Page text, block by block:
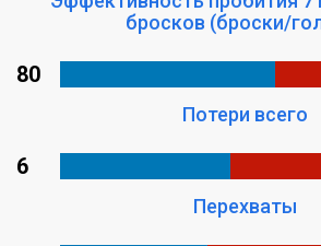
бросков (броски/
80
Потери всего
6
Перехваты